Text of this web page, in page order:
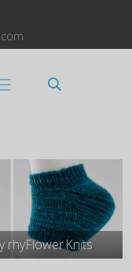
rhyFlower Knits